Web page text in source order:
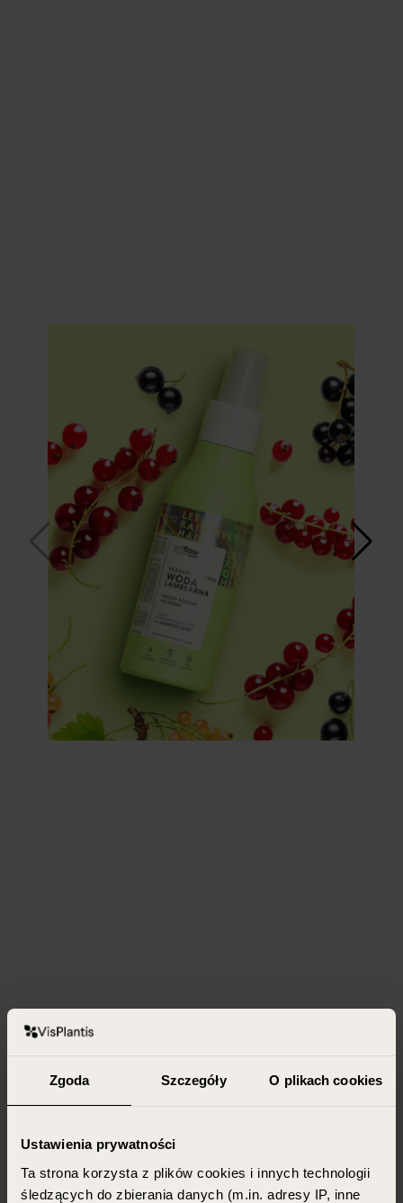
Zgoda Szczegóły O plikach cookies
Ustawienia prywatności
Ta strona korzysta z plików cookies i innych technologii
śledzących do zbierania danych (m.in. adresy IP, inne